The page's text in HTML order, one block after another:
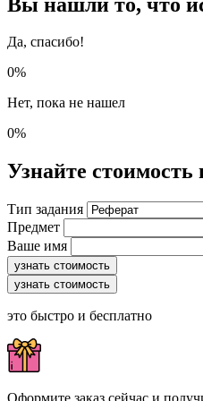
Да, спасибо!
0%
Нет, пока не нашел
0%
Узнайте
Тип задания
Предмет
Ваше имя
узнать стоимость
узнать стоимость
это быстро и бесплатно